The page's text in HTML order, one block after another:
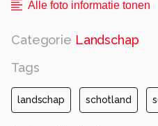
Alle foto informatie tonen
Categorie Landschap
Tags
landschap schotland